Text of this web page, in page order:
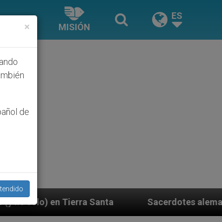
MISIÓN
ES
Sacerdotes alemanes fieles al Papa
×
de